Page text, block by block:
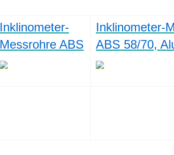
Inklinometer-
Messrohre ABS
Inklinometer-
ABS 58/70,